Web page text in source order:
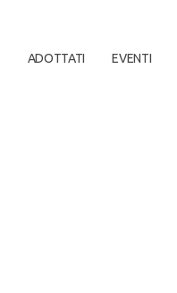
ADOTTATI EVENTI